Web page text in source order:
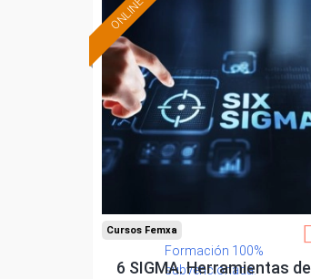
ONLINE
Formación 100%
subvencionada.
Cursos Femxa
6 SIGMA. Herramientas de